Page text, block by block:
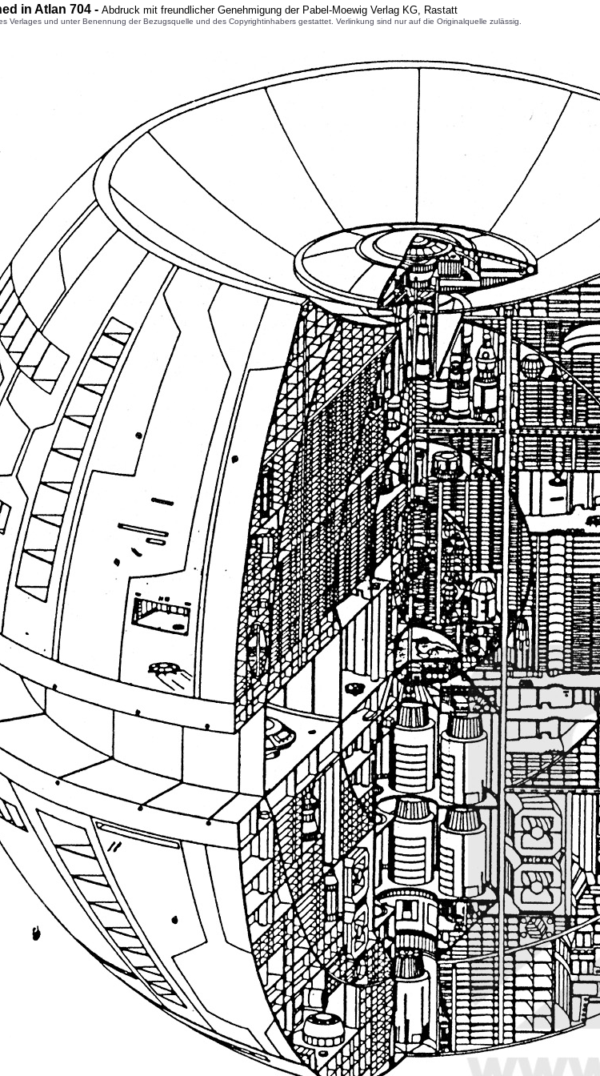
in Atlan 704 - Abdruck mit freundlicher Genehmigung der Pabel-Moewig Verlag KG, Rastatt
und unter Benennung der Bezugsquelle und des Copyrightinhabers gestattet. Verlinkung sind nur auf die Originalquelle zulässig.